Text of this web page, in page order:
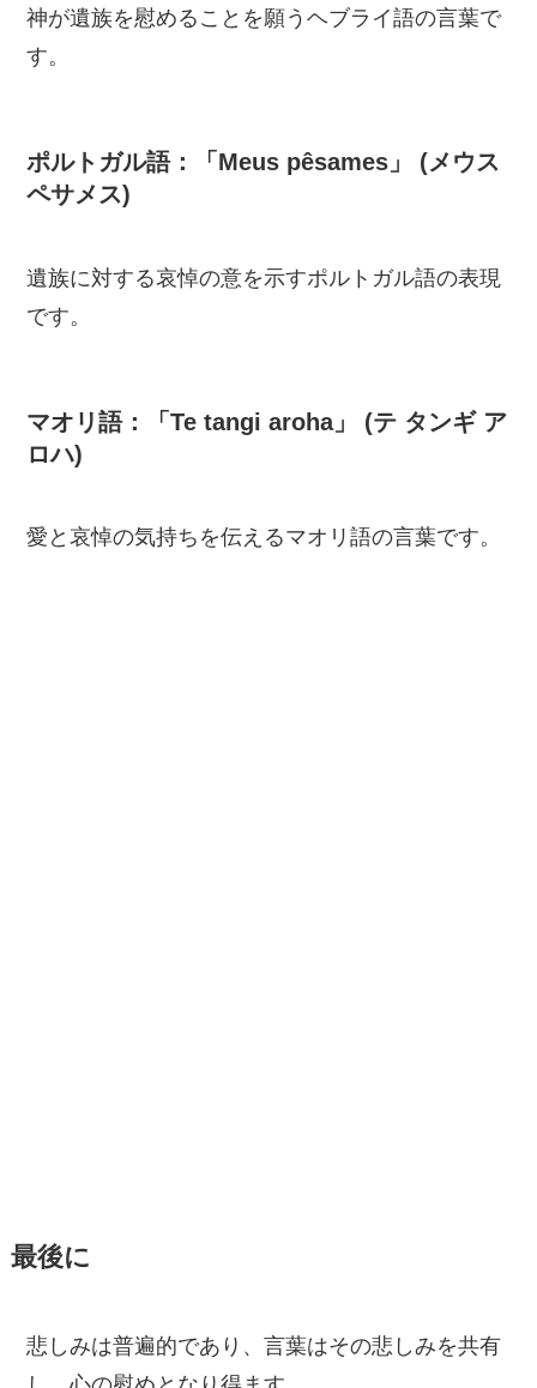
神が遺族を慰めることを願うヘブライ語の言葉で
す。
ポルトガル語：「Meus pêsames」 (メウス
ペサメス)
遺族に対する哀悼の意を示すポルトガル語の表現
です。
マオリ語：「Te tangi aroha」 (テ タンギ ア
ロハ)
愛と哀悼の気持ちを伝えるマオリ語の言葉です。
最後に
悲しみは普遍的であり、言葉はその悲しみを共有